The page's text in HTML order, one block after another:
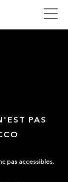
PAS
pas accessibles.